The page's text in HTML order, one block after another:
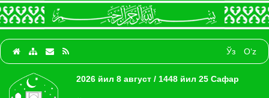
Ўз O‘z
2026 йил 8 август / 1448 йил 25 Сафар